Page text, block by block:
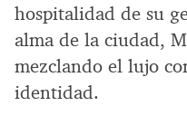
hospitalidad de su
alma de la ciudad,
mezclando el lujo
identidad.